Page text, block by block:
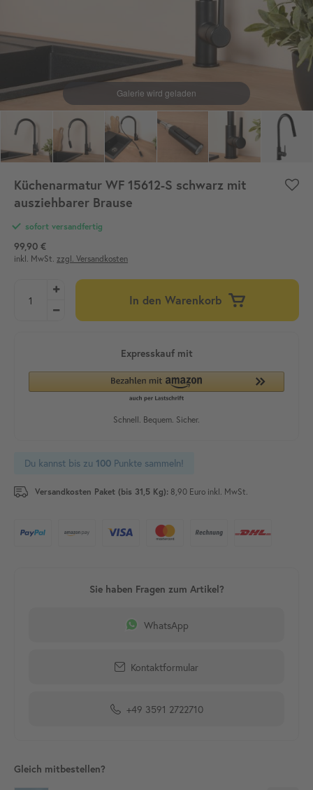
Küchenarmatur WF 15612-S schwarz mit
ausziehbarer Brause
sofort versandfertig
99,90 €
inkl. MwSt. zzgl. Versandkosten
In den Warenkorb
Du kannst bis zu 100 Punkte sammeln!
Versandkosten Paket (bis 31,5 Kg): 8,90 Euro inkl. MwSt.
WhatsApp
Kontaktformular
+49 3591 2722710
Gleich mitbestellen?